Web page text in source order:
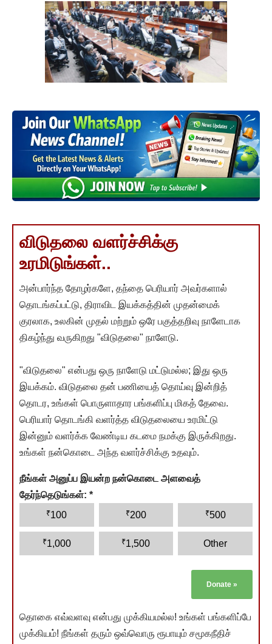
விடுதலை வளர்ச்சிக்கு
உரமிடுங்கள்..
அன்பார்ந்த தோழர்களே, தந்தை பெரியார் அவர்களால்
தொடங்கப்பட்டு, திராவிட இயக்கத்தின் முதன்மைக்
குரலாக, உலகின் முதல் மற்றும் ஒரே பகுத்தறிவு நாளேடாக
திகழ்ந்து வருகிறது "விடுதலை" நாளேடு.
"விடுதலை" என்பது ஒரு நாளேடு மட்டுமல்ல; இது ஒரு
இயக்கம். விடுதலை தன் பணியைத் தொய்வு இன்றித்
தொடர, உங்கள் பொருளாதார பங்களிப்பு மிகத் தேவை.
பெரியார் தொடங்கி வளர்த்த விடுதலையை உரமிட்டு
இன்னும் வளர்க்க வேண்டிய கடமை நமக்கு இருக்கிறது.
உங்கள் நன்கொடை அந்த வளர்ச்சிக்கு உதவும்.
நீங்கள் அனுப்ப இயன்ற நன்கொடை அளவைத்
தேர்ந்தெடுங்கள்: *
₹100 ₹200 ₹500
₹1,000 ₹1,500 Other
Donate »
தொகை எவ்வளவு என்பது முக்கியமல்ல! உங்கள் பங்களிப்பே
முக்கியம்! நீங்கள் தரும் ஒவ்வொரு ரூபாயும் சமூகநீதிச்